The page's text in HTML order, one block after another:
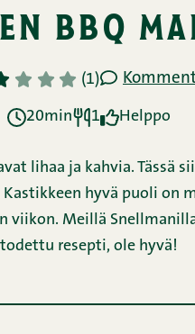
bbq
3 4 5 (1)
20min 1 Helppo
lihaa ja kahvia. Tässä
hyvä puoli on
viikon. Meillä
todettu resepti, ole hyvä!